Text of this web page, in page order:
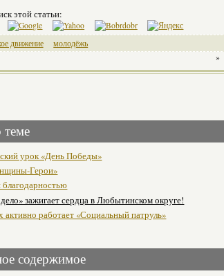
этой статьи:
движение
молодёжь
»
теме
урок «День Победы»
Герои»
зажигает сердца в Любытинском округе!
активно работает «Социальный патруль»
содержимое